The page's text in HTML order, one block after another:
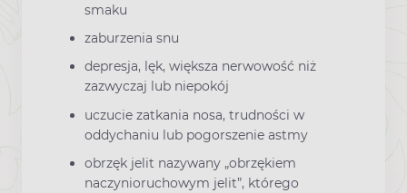
smaku
zaburzenia snu
depresja, lęk, większa nerwowość niż
zazwyczaj lub niepokój
uczucie zatkania nosa, trudności w
oddychaniu lub pogorszenie astmy
obrzęk jelit nazywany „obrzękiem
naczynioruchowym jelit”, którego